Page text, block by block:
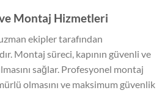
Montaj Hizmetleri
ekipler tarafından
Montaj süreci, kapının güvenli ve
sağlar. Profesyonel montaj
olmasını ve maksimum güvenlik